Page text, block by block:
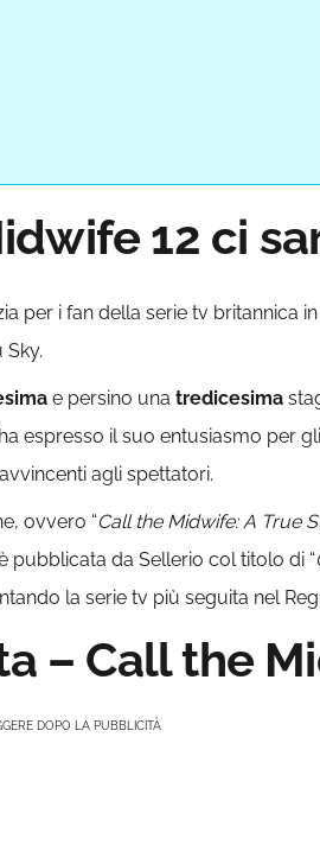
12 ci
per i fan della serie tv britannica
Sky.
e persino una tredicesima
espresso il suo entusiasmo per
agli spettatori.
ovvero “Call the Midwife: A True
pubblicata da Sellerio col titolo di “
la serie tv più seguita nel
– Call the
DOPO LA PUBBLICITÀ